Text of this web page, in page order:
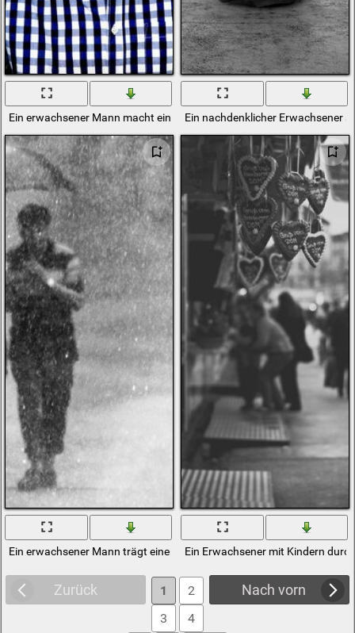
Ein erwachsener Mann macht eine Desktop-Fotobearbeitung
Ein nachdenklicher Erwachsener
Ein erwachsener Mann trägt einen Regenschirm im Autospray
Ein Erwachsener mit Kindern
Zurück Nach vorn
1
2
3
4